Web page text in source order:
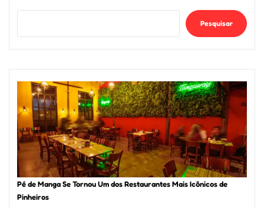
Pesquisar
Pé de Manga Se Tornou Um dos Restaurantes Mais Icônicos de
Pinheiros